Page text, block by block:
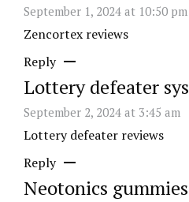
September 1, 2024 at 10:50 pm
Zencortex reviews
Reply
Lottery defeater
September 2, 2024 at 3:45 am
Lottery defeater reviews
Reply
Neotonics